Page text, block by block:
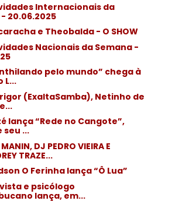
Internacionais da
20.06.2025
e Theobalda - O SHOW
Nacionais da Semana -
pelo mundo” chega à
L...
(ExaltaSamba), Netinho de
lança “Rede no Cangote”,
seu ...
DJ PEDRO VIEIRA E
TRAZE...
O Ferinha lança “Ô Lua”
e psicólogo
lança, em...